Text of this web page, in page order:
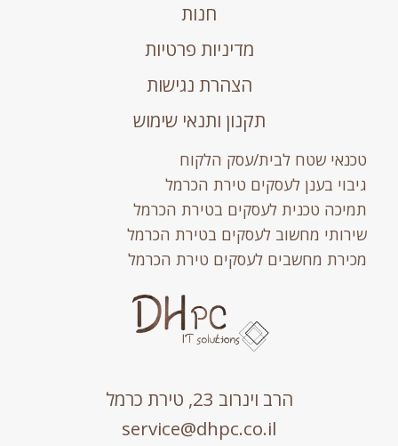
חנות
מדיניות פרטיות
הצהרת נגישות
תקנון ותנאי שימוש
טכנאי שטח לבית/עסק הלקוח
גיבוי בענן לעסקים טירת הכרמל
תמיכה טכנית לעסקים בטירת הכרמל
שירותי מחשוב לעסקים בטירת הכרמל
מכירת מחשבים לעסקים טירת הכרמל
הרב וינרוב 23, טירת כרמל
service@dhpc.co.il